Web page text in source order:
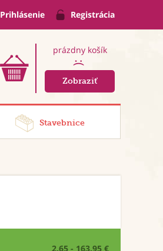
Prihlásenie Registrácia
prázdny košík
:(
Zobraziť
Stavebnice
2.65 - 163.95 €